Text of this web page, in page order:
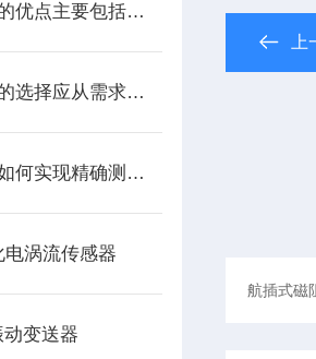
电涡流传感器的优点主要包括哪几点？
电涡流传感器的选择应从需求出发
电涡流传感器如何实现精确测量？
电涡流传感器
动变送器